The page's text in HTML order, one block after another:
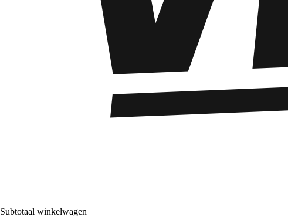
Subtotaal winkelwagen